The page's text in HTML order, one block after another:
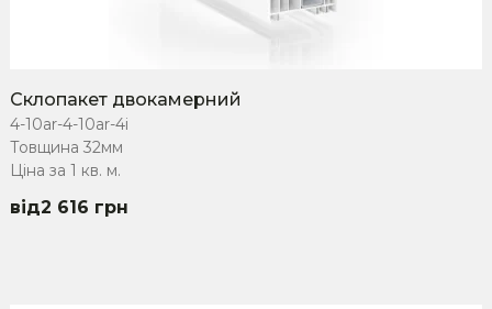
Склопакет двокамерний
4-10ar-4-10ar-4i
Товщина 32мм
Ціна за 1 кв. м.
2 616 грн